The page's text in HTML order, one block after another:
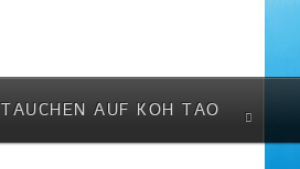
TAUCHEN AUF KOH TAO